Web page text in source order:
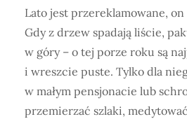
Lato jest przereklamowane, on
Gdy z drzew spadają liście,
w góry – o tej porze roku są
i wreszcie puste. Tylko dla
w małym pensjonacie lub
przemierzać szlaki,